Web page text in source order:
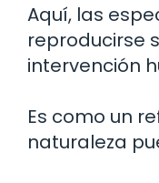
Aquí, las
reproducirse
intervención
Es como un
naturaleza